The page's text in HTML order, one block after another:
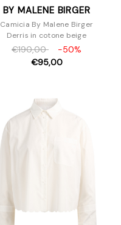
BY MALENE BIRGER
Camicia By Malene Birger
Derris in cotone beige
€190,00
-50%
€95,00